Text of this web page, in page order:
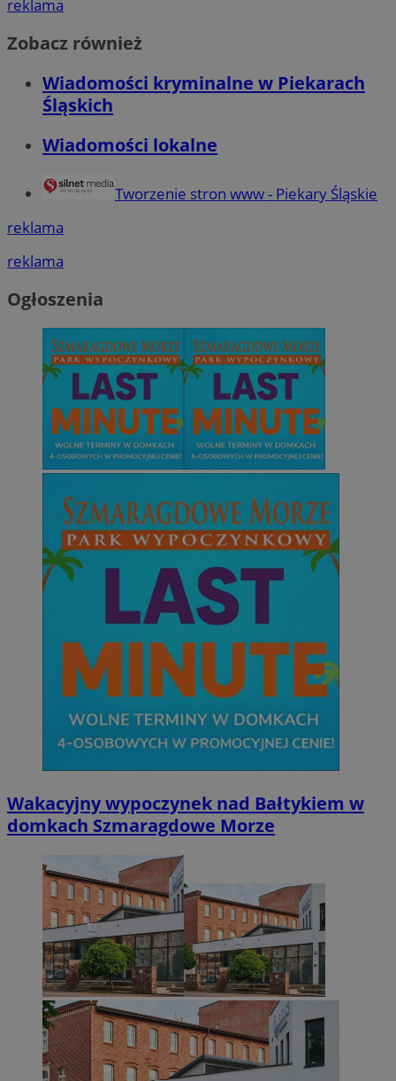
reklama
Zobacz również
Wiadomości kryminalne w Piekarach
Śląskich
Wiadomości lokalne
Tworzenie stron www - Piekary Śląskie
reklama
reklama
Ogłoszenia
Wakacyjny wypoczynek nad Bałtykiem w
domkach Szmaragdowe Morze